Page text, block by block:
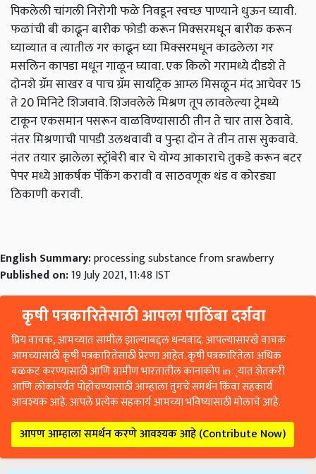
पिकलेली चांगली निरोगी फळे निवडून स्वच्छ पाण्याने धुऊन घ्यावी.
फळांची बी काढून बारीक फोडी करून मिक्‍सरमधून बारीक करून
घ्याव्यात व त्यातील गर काढून घ्या मिक्सरमधून काढलेला गर
मसलिन कापडा मधून गाळून घ्यावा. एक किलो गरामध्ये दीडशे ते
दोनशे ग्रॅम साखर व पाच ग्रॅम सायट्रिक आम्ल मिसळून मंद आचेवर 15
ते 20 मिनिटे शिजवावे. शिजवलेले मिश्रण तूप लावलेल्या ट्रेमध्ये
टाकून एकसमान पसरून वाळविण्यासाठी तीन ते चार तास ठेवावे.
नंतर मिश्रणाची पापडी उलथवावी व पुन्हा दोन ते तीन तास सुकवावे.
नंतर तयार झालेला स्ट्रॉबेरी बार चे योग्य आकाराचे तुकडे करून बटर
पेपर मध्ये आकर्षक पॅकिंग करावी व साठवणूक थंड व कोरड्या
ठिकाणी करावी.
English Summary:processing substance from srawberry
Published on:19 July 2021, 11:48 IST
कृषी पत्रकारितेसाठी आपला पाठिंबा दर्शवा
प्रिय वाचक, आमच्यात सामील झाल्याबद्दल धन्यवाद. आपल्यासारखे वाचक
आमच्यासाठी कृषी पत्रकारितेसाठी प्रेरणा आहेत. कृषी पत्रकारितेला अधिक
बळकट करण्यासाठी आणि ग्रामीण भारतातील कानाकोप in्यात शेतकरी
आणि लोकांपर्यंत पोहोचण्यासाठी आम्हाला तुमचे समर्थन किंवा सहकार्य
आवश्यक आहे. आपले प्रत्येक सहकार्य आमच्या भविष्यासाठी मोलाचे आहे.
आपण आम्हाला समर्थन करणे आवश्यक आहे (Contribute Now)